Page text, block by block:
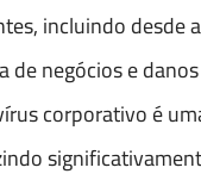
incluindo desde
de negócios e
corporativo é